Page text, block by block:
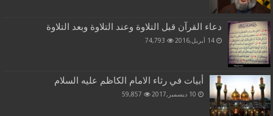
دعاء القرآن قبل التلاوة وعند التلاوة وبعد التلاوة
14 أبريل,2016 74,793
أبيات في رثاء الامام الكاظم عليه السلام
10 ديسمبر,2017 59,857